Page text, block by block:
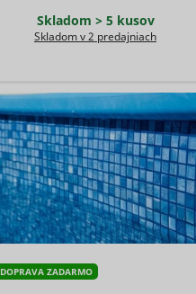
Skladom > 5 kusov
Skladom v 2 predajniach
DOPRAVA ZADARMO